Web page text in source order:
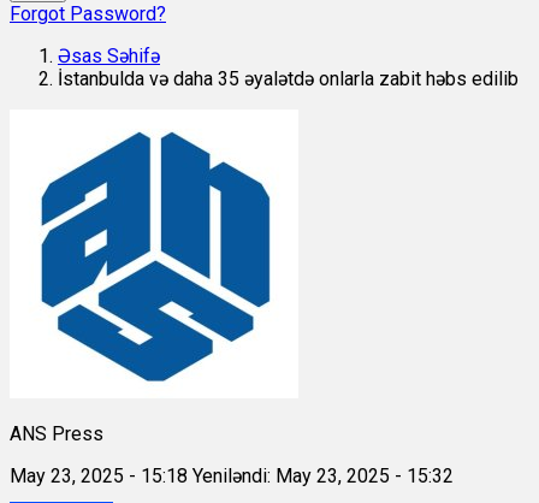
Forgot Password?
Əsas Səhifə
İstanbulda və daha 35 əyalətdə onlarla zabit həbs edilib
ANS Press
May 23, 2025 - 15:18 Yeniləndi: May 23, 2025 - 15:32